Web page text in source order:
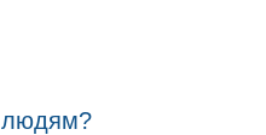
людям?